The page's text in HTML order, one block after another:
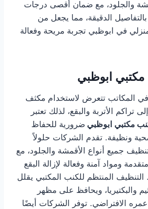
والجلود، مع ضمان أقصى درجات
بالتفاصيل الدقيقة، مما يجعل من
في ابوظبي تجربة مريحة وفعالة
ابوظبي
في المكاتب تتعرض لاستخدام مكثف
تراكم الأتربة والبقع، لذلك تعتبر
مكتبي ابوظبي ضرورية للحفاظ
ونظيفة. تقدم الشركات حلولاً
جميع أنواع الأقمشة والجلود، مع
ومواد آمنة وفعالة لإزالة البقع
التنظيف المنتظم للكنب المكتبي يقلل
والبكتيريا، ويحافظ على مظهر
عمره الافتراضي. توفر الشركات أيضًا